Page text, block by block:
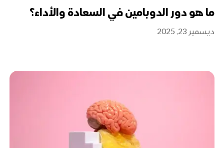
ما هو دور الدوبامين في السعادة والأداء؟
ديسمبر 23, 2025